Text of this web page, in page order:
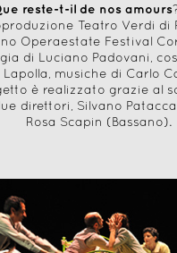
reste-t-il de nos amours
Teatro Verdi di
Operaestate Festival
di Luciano Padovani,
Lapolla, musiche di Carlo
è realizzato grazie al
direttori, Silvano
Rosa Scapin (Bassano).